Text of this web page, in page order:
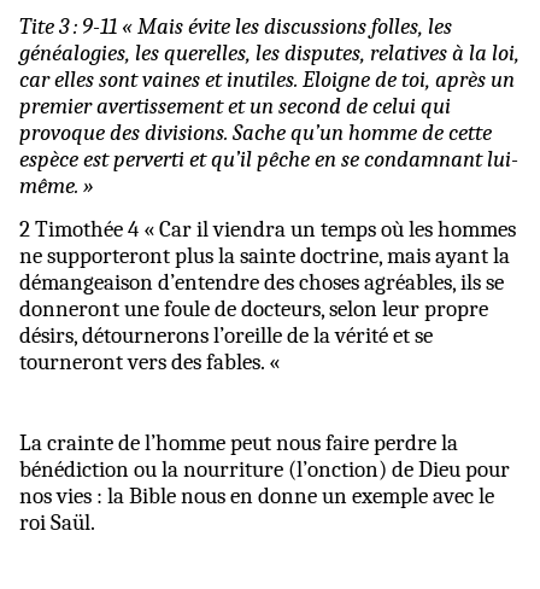
Tite 3 : 9-11 « Mais évite les discussions folles, les
généalogies, les querelles, les disputes, relatives à la loi,
car elles sont vaines et inutiles. Eloigne de toi, après un
premier avertissement et un second de celui qui
provoque des divisions. Sache qu’un homme de cette
espèce est perverti et qu’il pêche en se condamnant lui-
même. »
2 Timothée 4 « Car il viendra un temps où les hommes
ne supporteront plus la sainte doctrine, mais ayant la
démangeaison d’entendre des choses agréables, ils se
donneront une foule de docteurs, selon leur propre
désirs, détournerons l’oreille de la vérité et se
tourneront vers des fables. «
La crainte de l’homme peut nous faire perdre la
bénédiction ou la nourriture (l’onction) de Dieu pour
nos vies : la Bible nous en donne un exemple avec le
roi Saül.